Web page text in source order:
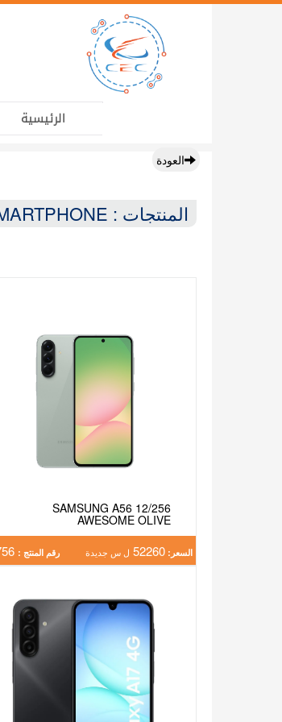
الرئيسية
العودة
المنتجات : ANDROID SMARTPHONE
SAMSUNG A56 12/256
AWESOME OLIVE
السعر: 52260 ل س جديدة رقم المنتج :